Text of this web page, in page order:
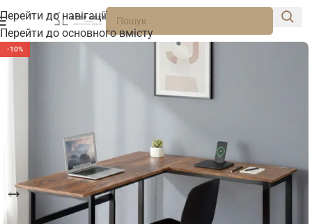
Перейти до навігації
Перейти до основного вмісту
-10%